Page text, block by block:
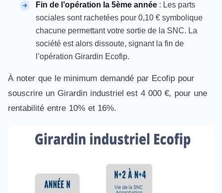
Fin de l’opération la 5ème année : Les parts
sociales sont rachetées pour 0,10 € symbolique
chacune permettant votre sortie de la SNC. La
société est alors dissoute, signant la fin de
l’opération Girardin Ecofip.
À noter que le minimum demandé par Ecofip pour
souscrire un Girardin industriel est 4 000 €, pour une
rentabilité entre 10% et 16%.